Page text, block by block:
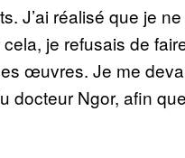
J’ai réalisé que je
je refusais de
œuvres. Je me
docteur Ngor, afin